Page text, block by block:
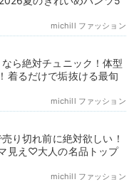
michill ファッション
ら絶対チュニック！体型
着るだけで垢抜ける最旬
michill ファッション
り切れ前に絶対欲しい！
見え♡大人の名品トップ
michill ファッション